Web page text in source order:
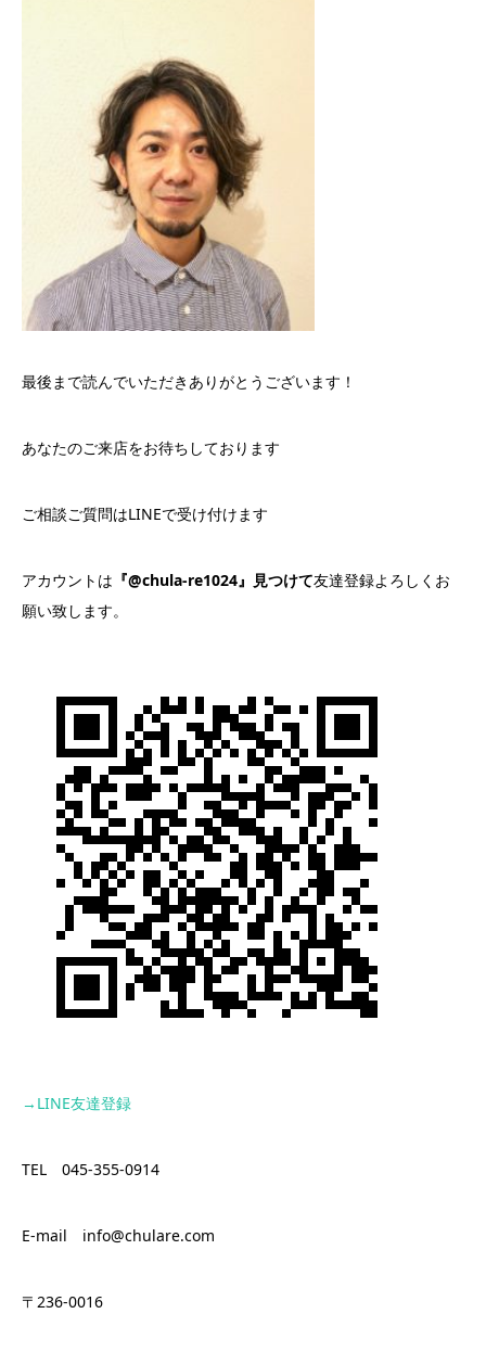
最後まで読んでいただきありがとうございます！
あなたのご来店をお待ちしております
ご相談ご質問はLINEで受け付けます
アカウントは 『@chula-re1024』見つけて友達登録よろしくお
願い致します。
→LINE友達登録
TEL 045-355-0914
E-mail info@chulare.com
〒236-0016